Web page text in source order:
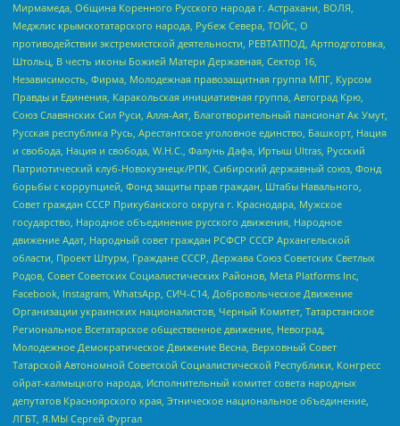
Мирмамеда, Община Коренного Русского народа г. Астрахани, ВОЛЯ,
Меджлис крымскотатарского народа, Рубеж Севера, ТОЙС, О
противодействии экстремистской деятельности, РЕВТАТПОД, Артподготовка,
Штольц, В честь иконы Божией Матери Державная, Сектор 16,
Независимость, Фирма, Молодежная правозащитная группа МПГ, Курсом
Правды и Единения, Каракольская инициативная группа, Автоград Крю,
Союз Славянских Сил Руси, Алля-Аят, Благотворительный пансионат Ак Умут,
Русская республика Русь, Арестантское уголовное единство, Башкорт, Нация
и свобода, Нация и свобода, W.H.С., Фалунь Дафа, Иртыш Ultras, Русский
Патриотический клуб-Новокузнецк/РПК, Сибирский державный союз, Фонд
борьбы с коррупцией, Фонд защиты прав граждан, Штабы Навального,
Совет граждан СССР Прикубанского округа г. Краснодара, Мужское
государство, Народное объединение русского движения, Народное
движение Адат, Народный совет граждан РСФСР СССР Архангельской
области, Проект Штурм, Граждане СССР, Держава Союз Советских Светлых
Родов, Совет Советских Социалистических Районов, Meta Platforms Inc,
Facebook, Instagram, WhatsApp, СИЧ-С14, Добровольческое Движение
Организации украинских националистов, Черный Комитет, Татарстанское
Региональное Всетатарское общественное движение, Невоград,
Молодежное Демократическое Движение Весна, Верховный Совет
Татарской Автономной Советской Социалистической Республики, Конгресс
ойрат-калмыцкого народа, Исполнительный комитет совета народных
депутатов Красноярского края, Этническое национальное объединение,
ЛГБТ, Я.МЫ Сергей Фургал